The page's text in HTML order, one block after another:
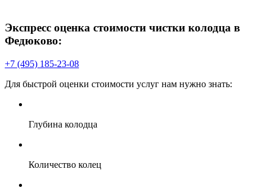
Экспресс оценка стоимости чистки колодца в
Федюково:
+7 (495) 185-23-08
Для быстрой оценки стоимости услуг нам нужно знать:
Глубина колодца
Количество колец